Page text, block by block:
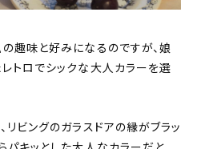
趣味と好みになるのですが、娘
トロでシックな大人カラーを選
リビングのガラスドアの縁がブラッ